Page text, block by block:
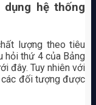
hệ thống
lượng theo tiêu
hỏi thứ 4 của Bảng
đây. Tuy nhiên với
các đối tượng được